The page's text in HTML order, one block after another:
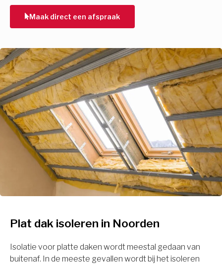
Maak direct een afspraak
Plat dak isoleren in Noorden
Isolatie voor platte daken wordt meestal gedaan van
buitenaf. In de meeste gevallen wordt bij het isoleren